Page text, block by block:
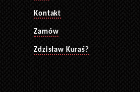
Kontakt
Zamów
Zdzisław Kuraś?